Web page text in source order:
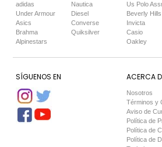
adidas
Under Armour
Asics
Brahma
Alpinestars
Nautica
Diesel
Converse
Quiksilver
Us Polo
Beverly Hills
Invicta
Casio
Oakley
SÍGUENOS EN ACERCA
Nosotros
Términos y
Aviso de
Política de
Política de
Política de